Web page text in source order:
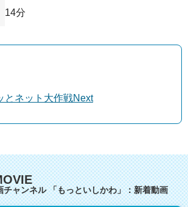
14分
とネット大作戦Next
チャンネル 「もっといしかわ」：新着動画